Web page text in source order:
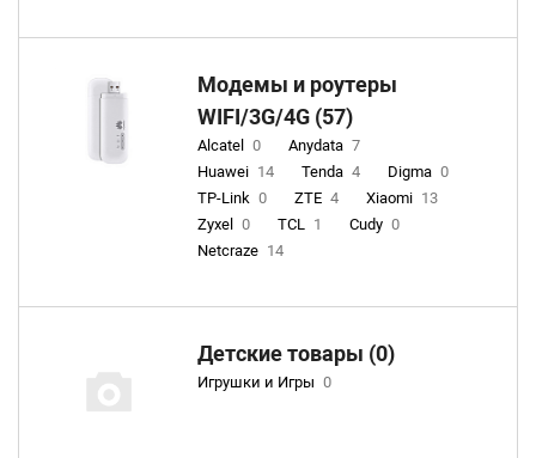
Модемы и роутеры
WIFI/3G/4G (57)
Alcatel 0 Anydata 7
Huawei 14 Tenda 4 Digma 0
TP-Link 0 ZTE 4 Xiaomi 13
Zyxel
0 TCL 1 Cudy 0
Netcraze 14
Детские товары (0)
Игрушки и Игры 0